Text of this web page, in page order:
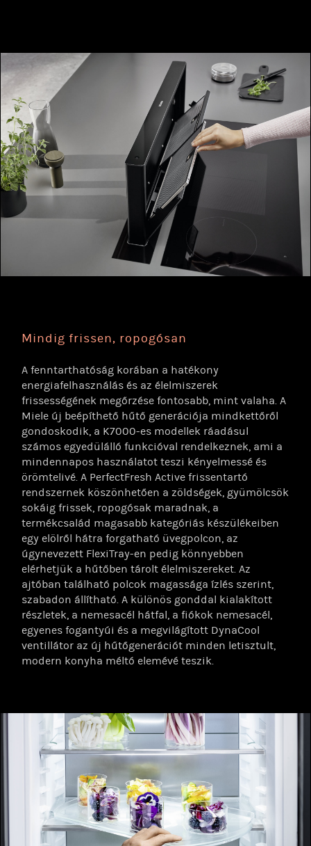
Mindig frissen, ropogósan
A fenntarthatóság korában a hatékony
energiafelhasználás és az élelmiszerek
frissességének megőrzése fontosabb, mint valaha. A
Miele új beépíthető hűtő generációja mindkettőről
gondoskodik, a K7000-es modellek ráadásul
számos egyedülálló funkcióval rendelkeznek, ami a
mindennapos használatot teszi kényelmessé és
örömtelivé. A PerfectFresh Active frissentartó
rendszernek köszönhetően a zöldségek, gyümölcsök
sokáig frissek, ropogósak maradnak, a
termékcsalád magasabb kategóriás készülékeiben
egy elölről hátra forgatható üvegpolcon, az
úgynevezett FlexiTray-en pedig könnyebben
elérhetjük a hűtőben tárolt élelmiszereket. Az
ajtóban található polcok magassága ízlés szerint,
szabadon állítható. A különös gonddal kialakított
részletek, a nemesacél hátfal, a fiókok nemesacél,
egyenes fogantyúi és a megvilágított DynaCool
ventillátor az új hűtőgenerációt minden letisztult,
modern konyha méltó elemévé teszik.